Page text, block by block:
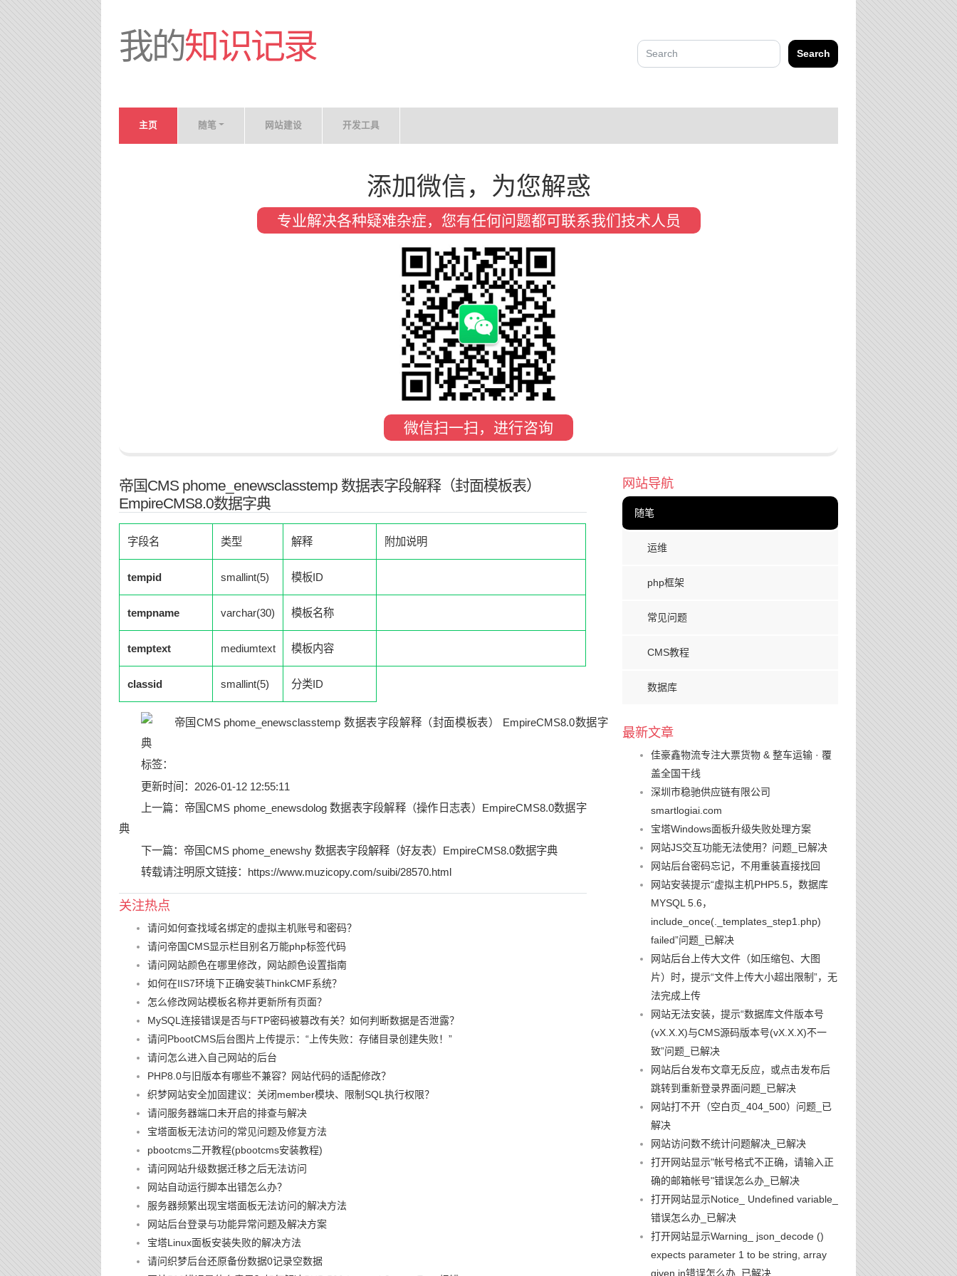
我的知识记录 Search
主页 随笔 网站建设 开发工具
添加微信，为您解惑
专业解决各种疑难杂症，您有任何问题都可联系我们技术人员
微信扫一扫，进行咨询
帝国CMS phome_enewsclasstemp 数据表字段解释（封面模板表）
EmpireCMS8.0数据字典
字段名 类型 解释 附加说明
tempid smallint(5) 模板ID
tempname varchar(30) 模板名称
temptext mediumtext 模板内容
classid smallint(5) 分类ID
标签：
更新时间：2026-01-12 12:55:11
上一篇： 帝国CMS phome_enewsdolog 数据表字段解释（操作日志表）EmpireCMS8.0数据字
典
下一篇： 帝国CMS phome_enewshy 数据表字段解释（好友表）EmpireCMS8.0数据字典
转载请注明原文链接： https://www.muzicopy.com/suibi/28570.html
关注热点
请问如何查找域名绑定的虚拟主机账号和密码？
请问帝国CMS显示栏目别名万能php标签代码
请问网站颜色在哪里修改，网站颜色设置指南
如何在IIS7环境下正确安装ThinkCMF系统？
怎么修改网站模板名称并更新所有页面？
MySQL连接错误是否与FTP密码被篡改有关？如何判断数据是否泄露？
请问PbootCMS后台图片上传提示：“上传失败：存储目录创建失败！”
请问怎么进入自己网站的后台
PHP8.0与旧版本有哪些不兼容？网站代码的适配修改？
织梦网站安全加固建议：关闭member模块、限制SQL执行权限？
请问服务器端口未开启的排查与解决
宝塔面板无法访问的常见问题及修复方法
pbootcms二开教程(pbootcms安装教程)
请问网站升级数据迁移之后无法访问
网站自动运行脚本出错怎么办？
服务器频繁出现宝塔面板无法访问的解决方法
网站后台登录与功能异常问题及解决方案
宝塔Linux面板安装失败的解决方法
请问织梦后台还原备份数据0记录空数据
网站导航
随笔
运维
php框架
常见问题
CMS教程
数据库
最新文章
佳豪鑫物流专注大票货物 & 整车运输 · 覆
盖全国干线
深圳市稳驰供应链有限公司
smartlogiai.com
宝塔Windows面板升级失败处理方案
网站JS交互功能无法使用？问题_已解决
网站后台密码忘记，不用重装直接找回
网站安装提示“虚拟主机PHP5.5，数据库
MYSQL 5.6，
include_once(._templates_step1.php)
failed”问题_已解决
网站后台上传大文件（如压缩包、大图
片）时，提示“文件上传大小超出限制”，无
法完成上传
网站无法安装，提示“数据库文件版本号
(vX.X.X)与CMS源码版本号(vX.X.X)不一
致”问题_已解决
网站后台发布文章无反应，或点击发布后
跳转到重新登录界面问题_已解决
网站打不开（空白页_404_500）问题_已
解决
网站访问数不统计问题解决_已解决
打开网站显示"帐号格式不正确，请输入正
确的邮箱帐号"错误怎么办_已解决
打开网站显示Notice_ Undefined variable_
错误怎么办_已解决
打开网站显示Warning_ json_decode ()
expects parameter 1 to be string, array
given in错误怎么办_已解决